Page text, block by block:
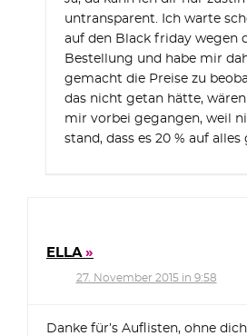
untransparent. Ich warte
auf den Black friday wegen
Bestellung und habe mir
gemacht die Preise zu
das nicht getan hätte, wären
mir vorbei gegangen, weil
stand, dass es 20 % auf
ELLA
27. November 2015 in 9:58
Danke für’s Auflisten, ohne